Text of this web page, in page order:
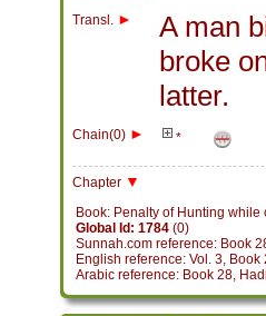
Transl. ►
A man
broke
latter.
Chain(0) ► *
Chapter ▼
Global Id: 1784(0)
Sunnah.com reference: Book
English reference: Vol. 3, Book
Arabic reference: Book 28,